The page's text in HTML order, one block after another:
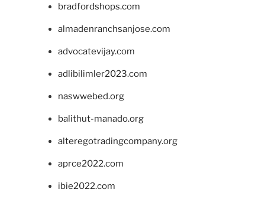
bradfordshops.com
almadenranchsanjose.com
advocatevijay.com
adlibilimler2023.com
naswwebed.org
balithut-manado.org
alteregotradingcompany.org
aprce2022.com
ibie2022.com